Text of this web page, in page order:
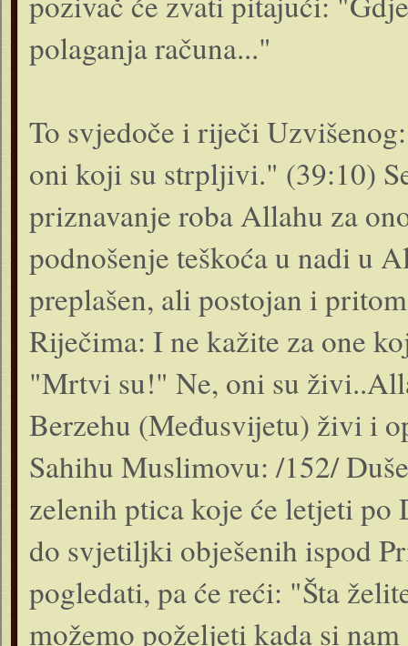
polaganja računa..."
To svjedoče i riječi
oni koji su strpljivi." (39:10)
priznavanje roba Allahu za
podnošenje teškoća u nadi u
preplašen, ali postojan i
Riječima: I ne kažite za one
"Mrtvi su!" Ne, oni su
Berzehu (Međusvijetu) živi i
Sahihu Muslimovu: /152/
zelenih ptica koje će letjeti po
do svjetiljki obješenih ispod
pogledati, pa će reći: "Šta
možemo poželjeti kada si